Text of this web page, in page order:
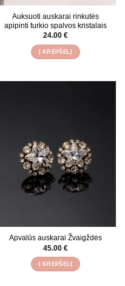
Auksuoti auskarai rinkutės
apipinti turkio spalvos kristalais
24.00 €
Į KREPŠELĮ
Apvalūs auskarai Žvaigždės
45.00 €
Į KREPŠELĮ